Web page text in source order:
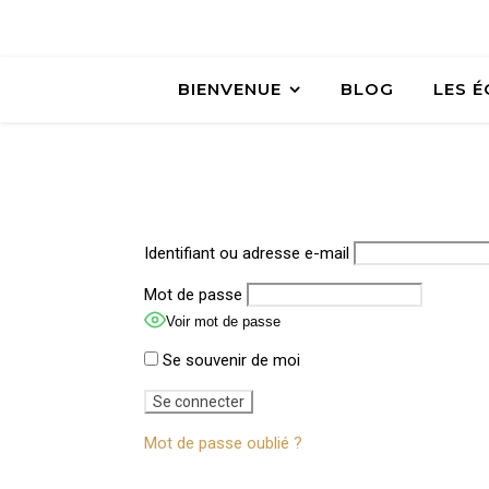
BIENVENUE BLOG LES
Identifiant ou adresse e-mail
Mot de passe
Voir mot de passe
Se souvenir de moi
Mot de passe oublié ?